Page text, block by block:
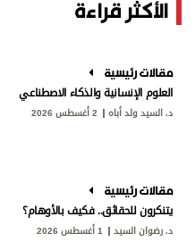
الأكثر قراءة
مقالات رئيسية
العلوم الإنسانية والذكاء الاصطناعي
د. السيد ولد أباه 2 أغسطس 2026
مقالات رئيسية
يتنكرون للحقائق.. فكيف بالأوهام؟
د. رضوان السيد 1 أغسطس 2026